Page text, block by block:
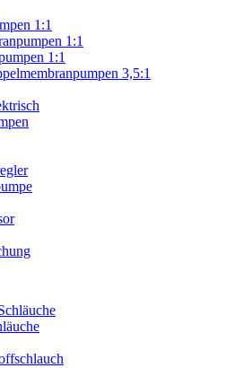
1:1
1:1
1:1
3,5:1